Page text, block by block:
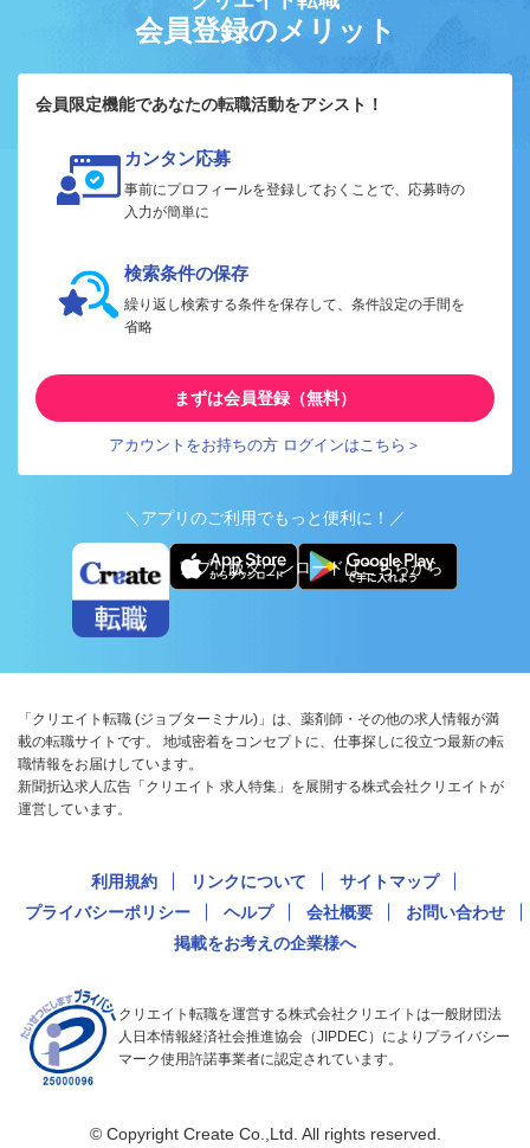
会員登録のメリット
会員限定機能であなたの転職活動をアシスト！
カンタン応募
事前にプロフィールを登録しておくことで、応募時の
入力が簡単に
検索条件の保存
繰り返し検索する条件を保存して、条件設定の手間を
省略
まずは会員登録（無料）
アカウントをお持ちの方 ログインはこちら＞
＼アプリのご利用でもっと便利に！／
アプリ版ダウンロードはこちらから
「クリエイト転職 (ジョブターミナル)」は、薬剤師・その他の求人情報が満
載の転職サイトです。 地域密着をコンセプトに、仕事探しに役立つ最新の転
職情報をお届けしています。
新聞折込求人広告「クリエイト 求人特集」を展開する株式会社クリエイトが
運営しています。
利用規約 リンクについて
サイトマップ
プライバシーポリシー
ヘルプ 会社概要
お問い合わせ
掲載をお考えの企業様へ
クリエイト転職を運営する株式会社クリエイトは一般財団法
人日本情報経済社会推進協会（JIPDEC）によりプライバシー
マーク使用許諾事業者に認定されています。
© Copyright Create Co.,Ltd. All rights reserved.